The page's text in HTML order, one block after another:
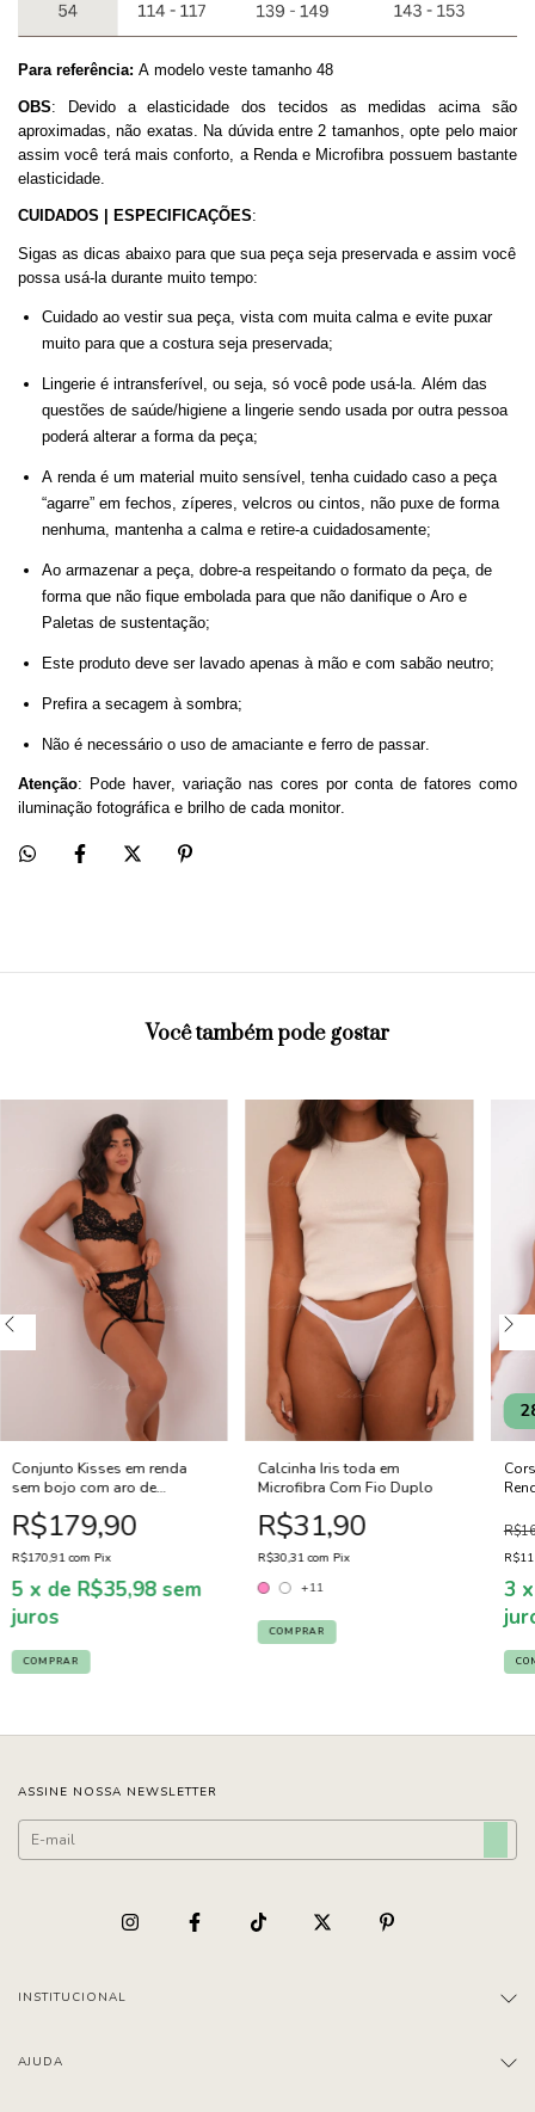
Para referência: A modelo veste tamanho 48
OBS: Devido a elasticidade dos tecidos as medidas acima são
aproximadas, não exatas. Na dúvida entre 2 tamanhos, opte pelo maior
assim você terá mais conforto, a Renda e Microfibra possuem bastante
elasticidade.
CUIDADOS | ESPECIFICAÇÕES:
Sigas as dicas abaixo para que sua peça seja preservada e assim você
possa usá-la durante muito tempo:
Cuidado ao vestir sua peça, vista com muita calma e evite puxar
muito para que a costura seja preservada;
Lingerie é intransferível, ou seja, só você pode usá-la. Além das
questões de saúde/higiene a lingerie sendo usada por outra pessoa
poderá alterar a forma da peça;
A renda é um material muito sensível, tenha cuidado caso a peça
“agarre” em fechos, zíperes, velcros ou cintos, não puxe de forma
nenhuma, mantenha a calma e retire-a cuidadosamente;
Ao armazenar a peça, dobre-a respeitando o formato da peça, de
forma que não fique embolada para que não danifique o Aro e
Paletas de sustentação;
Este produto deve ser lavado apenas à mão e com sabão neutro;
Prefira a secagem à sombra;
Não é necessário o uso de amaciante e ferro de passar.
Atenção: Pode haver, variação nas cores por conta de fatores como
iluminação fotográfica e brilho de cada monitor.
Você também pode gostar
Conjunto Kisses em renda
sem bojo com aro de
R$179,90
R$170,91com Pix
5 x de R$35,98 sem
juros
COMPRAR
Calcinha Iris toda em
Microfibra Com Fio Duplo
R$31,90
R$30,31com Pix
+11
COMPRAR
3
ASSINE NOSSA NEWSLETTER
INSTITUCIONAL
AJUDA